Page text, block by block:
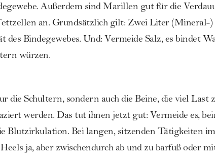
Außerdem sind Marillen gut für die
an. Grundsätzlich gilt: Zwei Liter (Mineral-)
Bindegewebes. Und: Vermeide Salz, es bindet
würzen.
die Schultern, sondern auch die Beine, die viel Last
werden. Das tut ihnen jetzt gut: Vermeide es,
Blutzirkulation. Bei langen, sitzenden Tätigkeiten
ja, aber zwischendurch ab und zu barfuß oder